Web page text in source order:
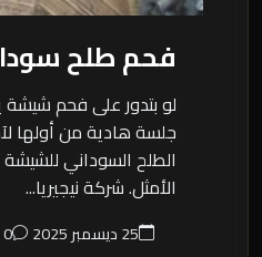
فحم طلح
لو بتدور على فحم
جلسة هادية من أولها
الطلح السوداني
الأمثل. شركة نيجيريا...
25 ديسمبر 2025 0